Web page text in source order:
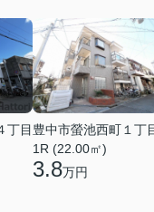
丁目 豊中市螢池西町１丁
1R (22.00㎡)
3.8万円